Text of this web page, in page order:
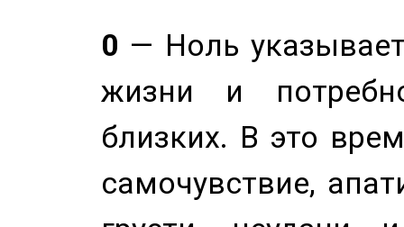
0 — Ноль
жизни и
близких. В это
самочувствие,